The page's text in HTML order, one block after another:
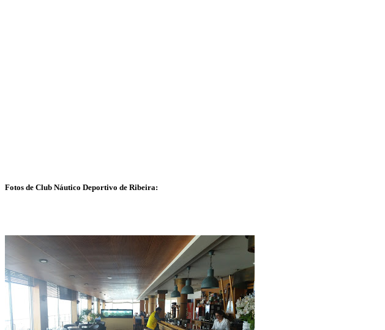
Fotos de Club Náutico Deportivo de Ribeira: